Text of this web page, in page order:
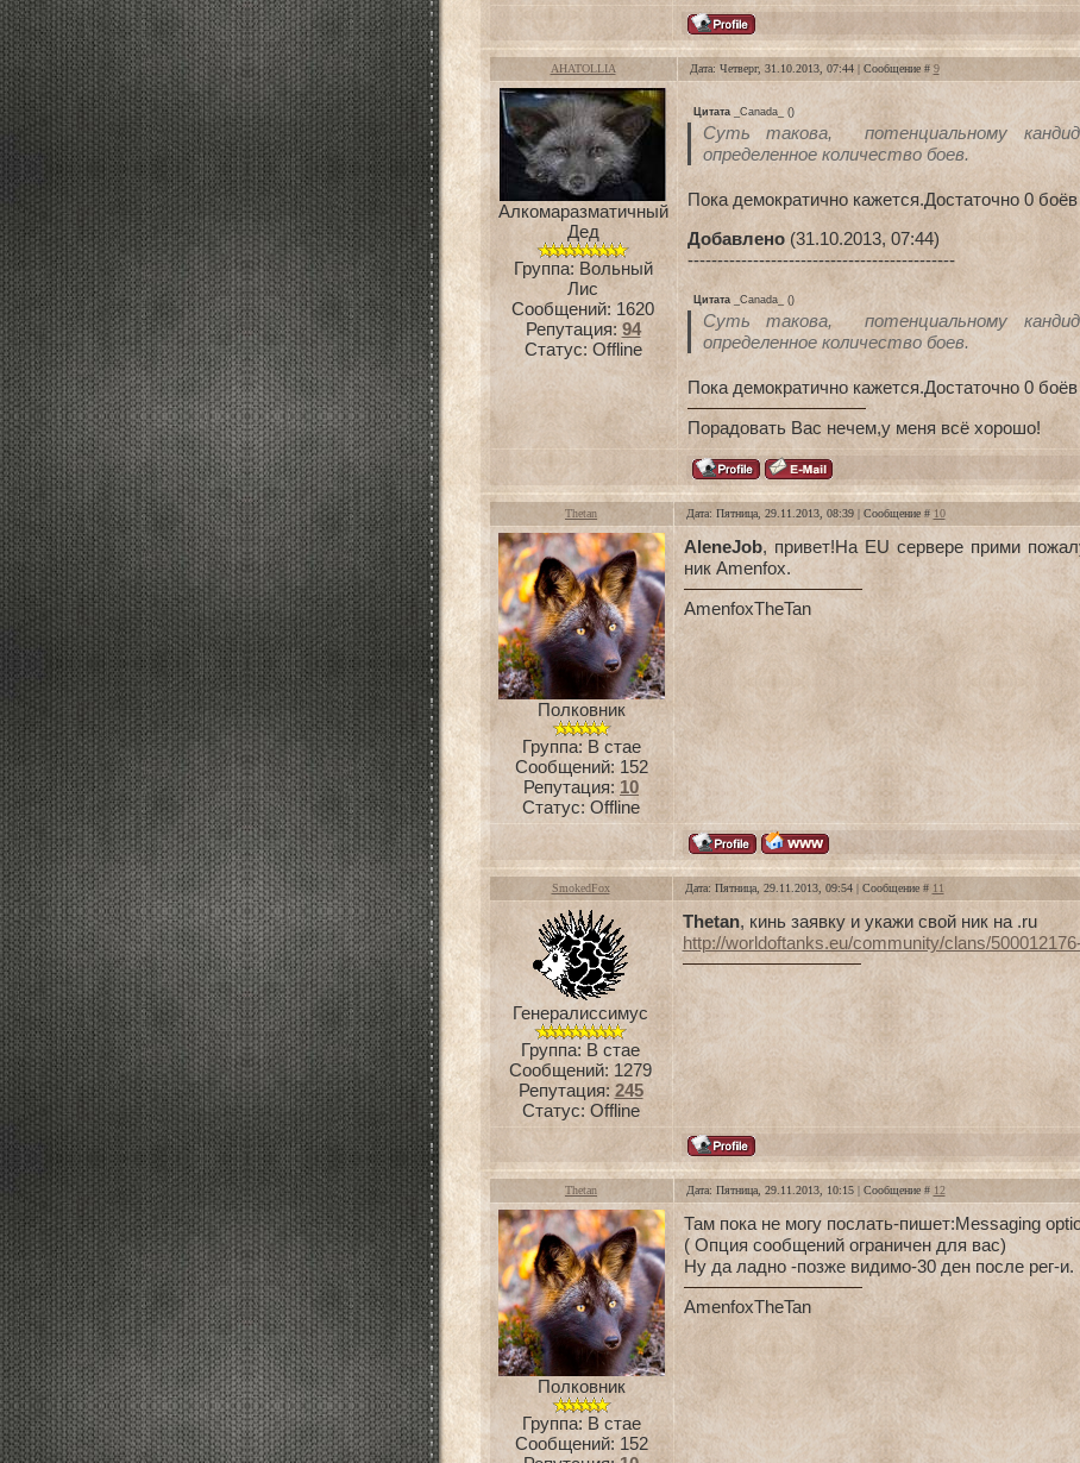
AHATOLLIA Дата: Четверг, 31.10.2013, 07:44 | Сообщение #9
Алкомаразматичный
Дед
Группа: Вольный
Лис
Сообщений:1620
Репутация: 94
Статус: Offline
Цитата _Canada_ ()
Суть такова, потенциальному
определенное количество боев.
Пока демократично кажется.Достаточно 0
Добавлено(31.10.2013, 07:44)
---------------------------------------------
Цитата _Canada_ ()
Суть такова, потенциальному
определенное количество боев.
Пока демократично кажется.Достаточно 0
Порадовать Вас нечем,у меня всё хорошо!
Thetan Дата: Пятница, 29.11.2013, 08:39 | Сообщение #10
Полковник
Группа: В стае
Сообщений: 152
Репутация: 10
Статус: Offline
AleneJob, привет!На EU сервере прими
ник Amenfox.
AmenfoxTheTan
SmokedFox Дата: Пятница, 29.11.2013, 09:54 | Сообщение # 11
Генералиссимус
Группа: В стае
Сообщений: 1279
Репутация: 245
Статус: Offline
Thetan, кинь заявку и укажи свой ник на .ru
http://worldoftanks.eu/community/clans/
Thetan Дата: Пятница, 29.11.2013, 10:15 | Сообщение # 12
Полковник
Группа: В стае
Сообщений: 152
Там пока не могу послать-пишет:Messaging
( Опция сообщений ограничен для вас)
Ну да ладно -позже видимо-30 ден после рег-и.
AmenfoxTheTan